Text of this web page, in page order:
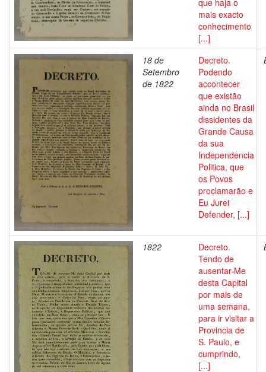
que haja o
mais exacto
conhecimento
[...]
18 de
Setembro
de 1822
Decreto.
Podendo
accontecer
que existão
ainda no Brasil
dissidentes da
Grande Causa
da sua
Independencia
Politica, que
os Povos
proclamarão e
Eu Jurei
Defender, [...]
1822
Decreto.
Tendo de
ausentar-Me
desta Capital
por mais de
uma semana,
para ir visitar a
Provincia de
S. Paulo, e
cumprindo,
[...]